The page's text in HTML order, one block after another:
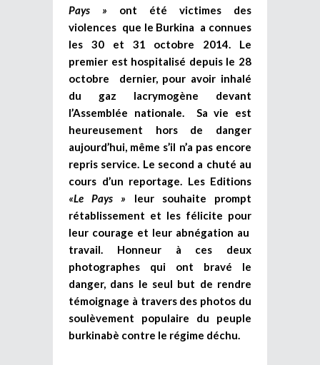
Pays » ont été victimes des
violences que le Burkina a connues
les 30 et 31 octobre 2014. Le
premier est hospitalisé depuis le 28
octobre dernier, pour avoir inhalé
du gaz lacrymogène devant
l’Assemblée nationale. Sa vie est
heureusement hors de danger
aujourd’hui, même s’il n’a pas encore
repris service. Le second a chuté au
cours d’un reportage. Les Editions
«Le Pays » leur souhaite prompt
rétablissement et les félicite pour
leur courage et leur abnégation au
travail. Honneur à ces deux
photographes qui ont bravé le
danger, dans le seul but de rendre
témoignage à travers des photos du
soulèvement populaire du peuple
burkinabè contre le régime déchu.